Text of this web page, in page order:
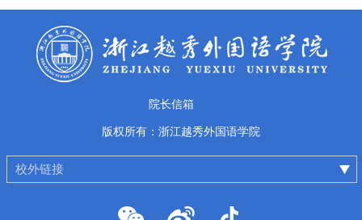
院长信箱
版权所有：浙江越秀外国语学院
校外链接